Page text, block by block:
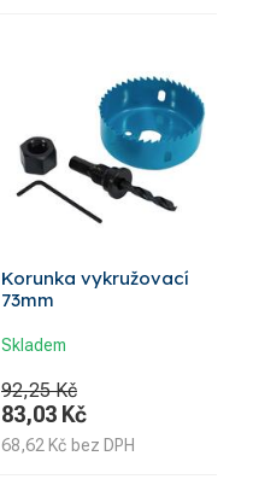
Korunka vykružovací
73mm
Skladem
92,25 Kč
83,03 Kč
68,62 Kč bez DPH